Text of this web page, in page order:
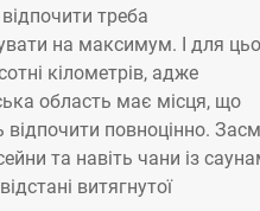
треба
на максимум. І для
кілометрів, адже
область має місця, що
повноцінно.
та навіть чани із
витягнутої